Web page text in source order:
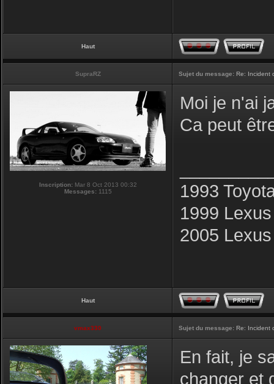
Haut
SupraRZ Sujet du message: Re: Incident
Inscription:Mar 8 Oct 2013 00:32
Messages:1115
Moi je n'ai
Ca peut
1993
1999
2005
Haut
vmax330 Sujet du message: Re: Incident
En fait, je
changer et